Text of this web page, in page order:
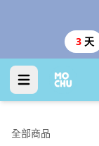
3 天
全部商品